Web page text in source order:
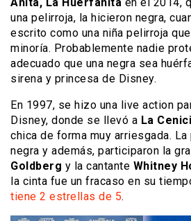
una pelirroja, la hicieron negra,
escrito como una niña pelirroja
minoría. Probablemente nadie
adecuado que una negra sea
sirena y princesa de Disney.
En 1997, se hizo una live action
Disney, donde se llevó a La
chica de forma muy arriesgada.
negra y además, participaron la
Goldberg y la cantante Whitney
la cinta fue un fracaso en su
tiene 2 estrellas de 5.